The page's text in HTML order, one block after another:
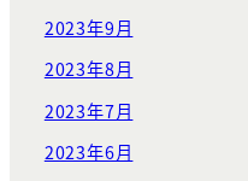
2023年9月
2023年8月
2023年7月
2023年6月